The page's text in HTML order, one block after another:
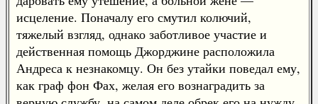
исцеление. Поначалу его смутил колючий,
тяжелый взгляд, однако заботливое участие и
действенная помощь Джорджине расположила
Андреса к незнакомцу. Он без утайки поведал ему,
как граф фон Фах, желая его вознаградить за